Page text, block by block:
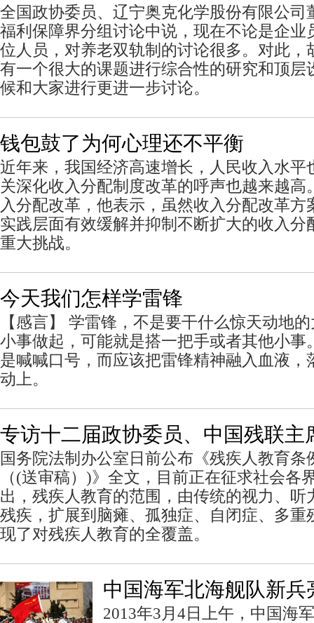
全国政协委员、辽宁奥克化学股份有限公司
福利保障界分组讨论中说，现在不论是企业
位人员，对养老双轨制的讨论很多。对此，
有一个很大的课题进行综合性的研究和顶层
候和大家进行更进一步讨论。
钱包鼓了为何心理还不平衡
近年来，我国经济高速增长，人民收入水平
关深化收入分配制度改革的呼声也越来越高
入分配改革，他表示，虽然收入分配改革方
实践层面有效缓解并抑制不断扩大的收入分
重大挑战。
今天我们怎样学雷锋
【感言】 学雷锋，不是要干什么惊天动地
小事做起，可能就是搭一把手或者其他小事
是喊喊口号，而应该把雷锋精神融入血液，
动上。
专访十二届政协委员、中国残联主
国务院法制办公室日前公布《残疾人教育条
（(送审稿）)》全文，目前正在征求社会各
出，残疾人教育的范围，由传统的视力、听
残疾，扩展到脑瘫、孤独症、自闭症、多重
现了对残疾人教育的全覆盖。
中国海军北海舰队新兵
2013年3月4日上午，中国海